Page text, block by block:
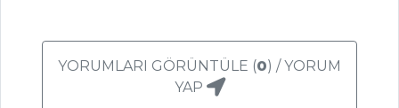
KABAKLI KEK
ÇİLEKLİ PUFLAR
YORUMLARI GÖRÜNTÜLE (0) / YORUM
YAP